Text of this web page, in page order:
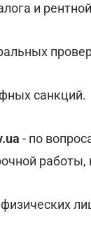
и
санкций.
- по
работы,